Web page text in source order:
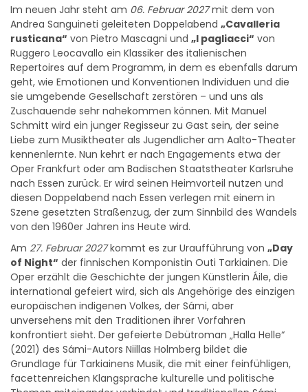
Andrea Sanguineti geleiteten Doppelabend„Cavalleria
rusticana“von Pietro Mascagni und„I pagliacci“von
Ruggero Leocavallo ein Klassiker des italienischen
Repertoires auf dem Programm, in dem es ebenfalls darum
geht, wie Emotionen und Konventionen Individuen und die
sie umgebende Gesellschaft zerstören – und uns als
Zuschauende sehr nahekommen können. Mit Manuel
Schmitt wird ein junger Regisseur zu Gast sein, der seine
Liebe zum Musiktheater als Jugendlicher am Aalto-Theater
kennenlernte. Nun kehrt er nach Engagements etwa der
Oper Frankfurt oder am Badischen Staatstheater Karlsruhe
nach Essen zurück. Er wird seinen Heimvorteil nutzen und
diesen Doppelabend nach Essen verlegen mit einem in
Szene gesetzten Straßenzug, der zum Sinnbild des Wandels
von den 1960er Jahren ins Heute wird.
of Night“der finnischen Komponistin Outi Tarkiainen. Die
Oper erzählt die Geschichte der jungen Künstlerin Áile, die
international gefeiert wird, sich als Angehörige des einzigen
europäischen indigenen Volkes, der Sámi, aber
unversehens mit den Traditionen ihrer Vorfahren
konfrontiert sieht. Der gefeierte Debütroman „Halla Helle“
(2021) des Sámi-Autors Niillas Holmberg bildet die
Grundlage für Tarkiainens Musik, die mit einer feinfühligen,
facettenreichen Klangsprache kulturelle und politische
Themen miteinander verbindet und traditionellen Sámi-